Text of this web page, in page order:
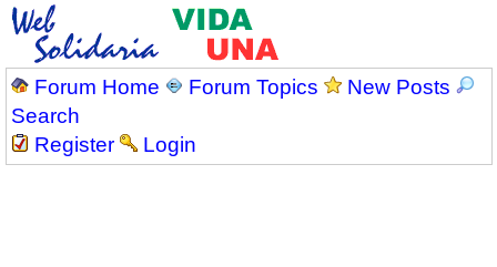
Forum Home Forum Topics
New Posts
Search
Register
Login